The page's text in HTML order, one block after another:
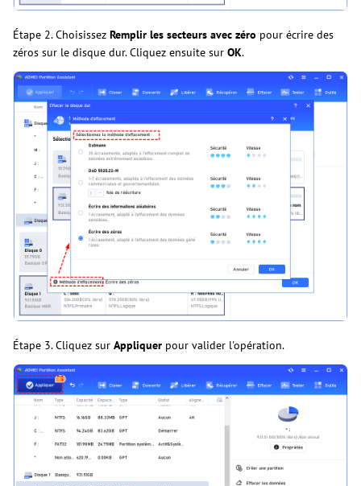
Étape 2. Choisissez Remplir les secteurs avec zéro pour écrire des
zéros sur le disque dur. Cliquez ensuite sur OK.
Étape 3. Cliquez sur Appliquer pour valider l'opération.